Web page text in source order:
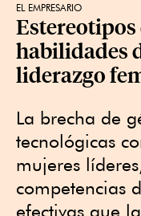
EL EMPRESARIO
Estereotipos
habilidades
liderazgo
La brecha de
tecnológicas
mujeres
competencias
efectivas que